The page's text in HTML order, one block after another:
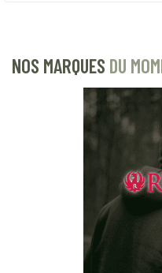
NOS MARQUES DU